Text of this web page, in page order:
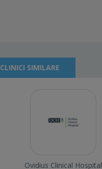
CLINICI SIMILARE
Ovidius Clinical Hospital